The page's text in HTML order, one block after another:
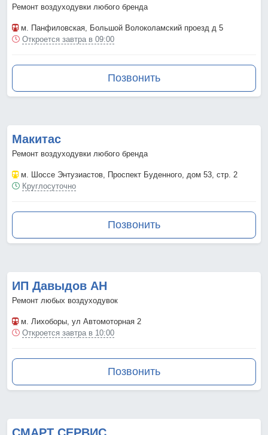
Ремонт воздуходувки любого бренда
м. Панфиловская, Большой Волоколамский проезд д 5
Откроется завтра в 09:00
Позвонить
Макитас
Ремонт воздуходувки любого бренда
м. Шоссе Энтузиастов, Проспект Буденного, дом 53, стр. 2
Круглосуточно
Позвонить
ИП Давыдов АН
Ремонт любых воздуходувок
м. Лихоборы, ул Автомоторная 2
Откроется завтра в 10:00
Позвонить